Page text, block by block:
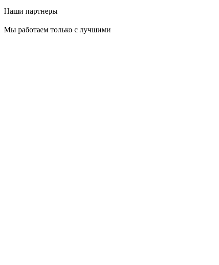
Наши партнеры
Мы работаем только с лучшими